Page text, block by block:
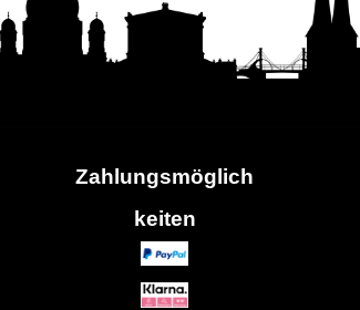
Zahlungsmöglich
keiten